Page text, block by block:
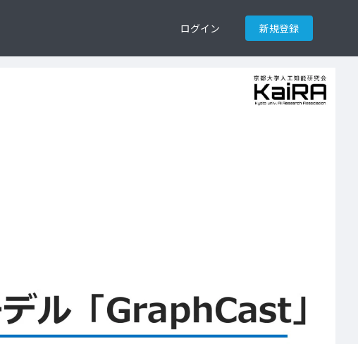
ログイン 新規登録